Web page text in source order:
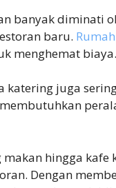
banyak diminati
baru.
menghemat biaya.
katering juga
hingga
Dengan